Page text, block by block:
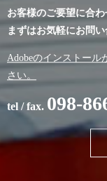
お客様のご要望に合
まずはお気軽にお問い
Adobeのインストール
さい。
tel / fax. 098-